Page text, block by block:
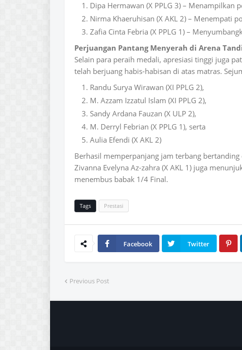
Dipa Hermawan (X PPLG 3) – Menampilkan
Nirma Khaeruhisan (X AKL 2) – Menempati
Zafia Cinta Febria (X PPLG 1) –
Perjuangan Pantang Menyerah di Arena
Selain para peraih medali, apresiasi tinggi juga
telah berjuang habis-habisan di atas matras.
Randu Surya Wirawan (XI PPLG 2),
M. Azzam Izzatul Islam (XI PPLG 2),
Sandy Ardana Fauzan (X ULP 2),
M. Derryl Febrian (X PPLG 1), serta
Aulia Efendi (X AKL 2)
Berhasil memperpanjang jam terbang
Zivanna Evelyna Az-zahra (X AKL 1) juga
menembus babak 1/4 Final.
Tags Prestasi
Facebook Twitter
Previous Post